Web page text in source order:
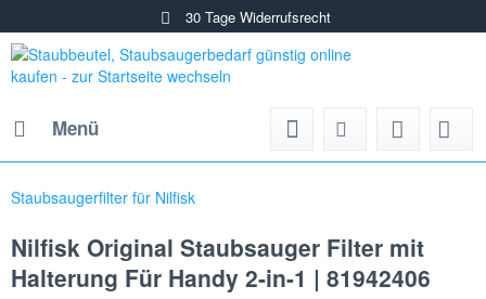
30 Tage Widerrufsrecht
Menü
Staubsaugerfilter für Nilfisk
Nilfisk Original Staubsauger Filter mit
Halterung Für Handy 2-in-1 | 81942406